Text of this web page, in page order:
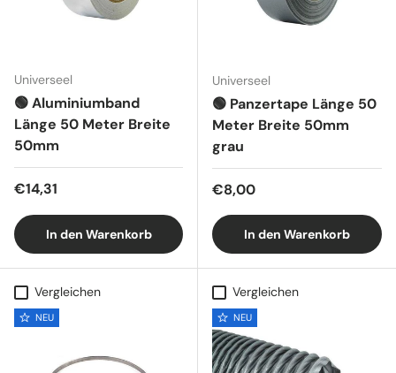
Universeel
🟢 Aluminiumband
Länge 50 Meter Breite
50mm
Normaler Preis
€14,31
In den Warenkorb
Universeel
🟢 Panzertape Länge 50
Meter Breite 50mm
grau
Normaler Preis
€8,00
In den Warenkorb
Vergleichen
NEU
Vergleichen
NEU